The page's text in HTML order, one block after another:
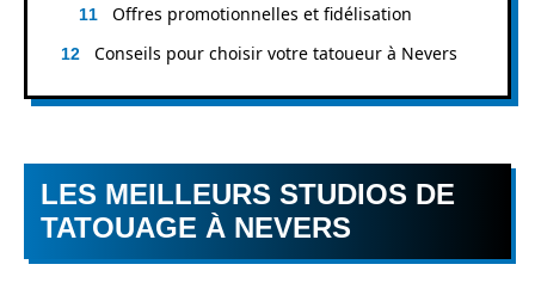
Offres promotionnelles et fidélisation
Conseils pour choisir votre tatoueur à Nevers
LES MEILLEURS STUDIOS DE
TATOUAGE À NEVERS